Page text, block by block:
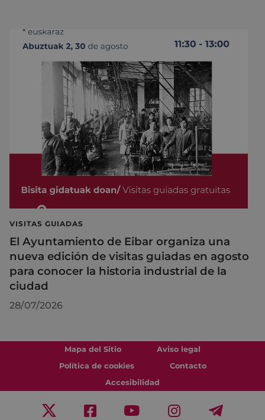
VISITAS GUIADAS
El Ayuntamiento de Eibar organiza una
nueva edición de visitas guiadas en agosto
para conocer la historia industrial de la
ciudad
28/07/2026
Mapa del Sitio
Aviso legal
Política de cookies
Contacto
Accesibilidad